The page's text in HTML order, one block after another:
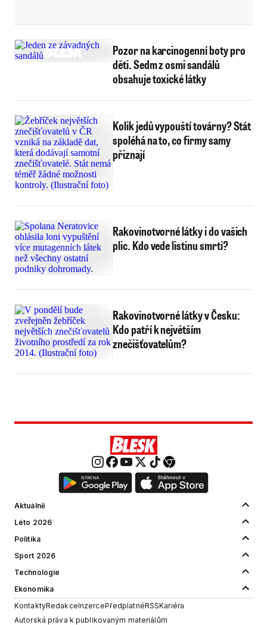
Pozor na karcinogenní boty pro
děti. Sedm z osmi sandálů
obsahuje toxické látky
Kolik jedů vypouští továrny? Stát
spoléhá na to, co firmy samy
přiznají
Rakovinotvorné látky i do vašich
plic. Kdo vede listinu smrti?
Rakovinotvorné látky v Česku:
Kdo patří k největším
znečišťovatelům?
Aktuálně
Léto 2026
Politika
Sport 2026
Technologie
Ekonomika
KontaktyRedakceInzercePředplatnéRSSKariéra
Autorská práva k publikovaným materiálům